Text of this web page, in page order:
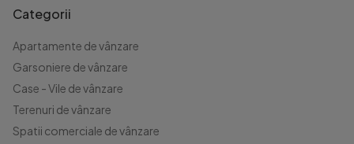
Categorii
Apartamente de vânzare
Garsoniere de vânzare
Case - Vile de vânzare
Terenuri de vânzare
Spatii comerciale de vânzare